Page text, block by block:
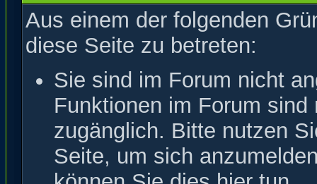
Aus einem der folgenden
diese Seite zu betreten:
Sie sind im Forum nicht
Funktionen im Forum
zugänglich. Bitte nutzen
Seite, um sich